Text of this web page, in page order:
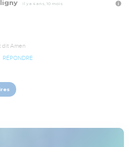
Il y a 4 ans, 10 mois
dit Amen
RÉPONDRE